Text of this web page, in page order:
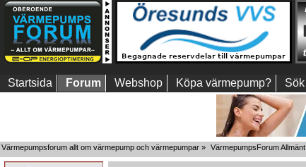
Startsida Forum Webshop Köpa värmepump? Sök
Värmepumpsforum allt om värmepump och värmepumpar » VärmepumpsForum Allmänt